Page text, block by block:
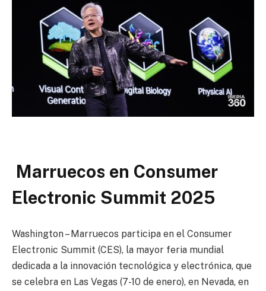
Marruecos en Consumer
Electronic Summit 2025
Washington – Marruecos participa en el Consumer
Electronic Summit (CES), la mayor feria mundial
dedicada a la innovación tecnológica y electrónica, que
se celebra en Las Vegas (7-10 de enero), en Nevada, en